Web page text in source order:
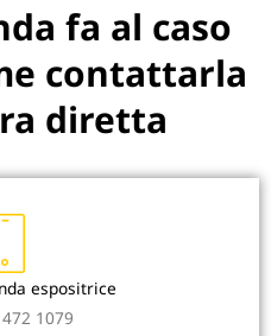
fa al caso
contattarla
diretta
espositrice
1079